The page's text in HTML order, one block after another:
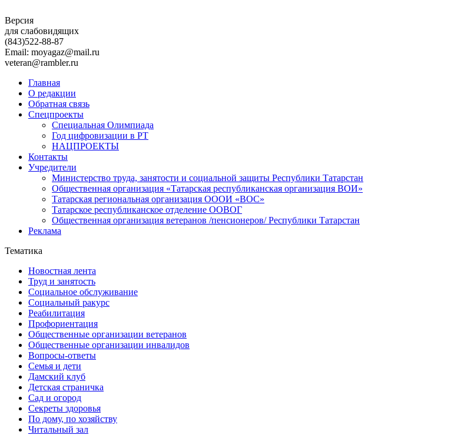
Версия
для слабовидящих
(843)522-88-87
Email: moyagaz@mail.ru
veteran@rambler.ru
Главная
О редакции
Обратная связь
Спецпроекты
Специальная Олимпиада
Год цифровизации в РТ
НАЦПРОЕКТЫ
Контакты
Учредители
Министерство труда, занятости и социальной защиты Республики Татарстан
Общественная организация «Татарская республиканская организация ВОИ»
Татарская региональная организация ОООИ «ВОС»
Татарское республиканское отделение ООВОГ
Общественная организация ветеранов /пенсионеров/ Республики Татарстан
Реклама
Тематика
Новостная лента
Труд и занятость
Социальное обслуживание
Социальный ракурс
Реабилитация
Профориентация
Общественные организации ветеранов
Общественные организации инвалидов
Вопросы-ответы
Семья и дети
Дамский клуб
Детская страничка
Сад и огород
Секреты здоровья
По дому, по хозяйству
Читальный зал